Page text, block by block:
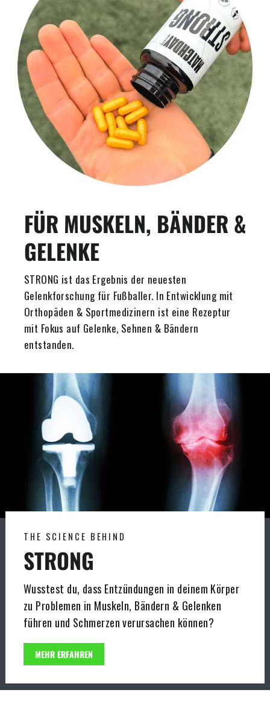
FÜR MUSKELN, BÄNDER &
GELENKE
STRONG ist das Ergebnis der neuesten
Gelenkforschung für Fußballer. In Entwicklung mit
Orthopäden & Sportmedizinern ist eine Rezeptur
mit Fokus auf Gelenke, Sehnen & Bändern
entstanden.
THE SCIENCE BEHIND
STRONG
Wusstest du, dass Entzündungen in deinem Körper
zu Problemen in Muskeln, Bändern & Gelenken
führen und Schmerzen verursachen können?
MEHR ERFAHREN